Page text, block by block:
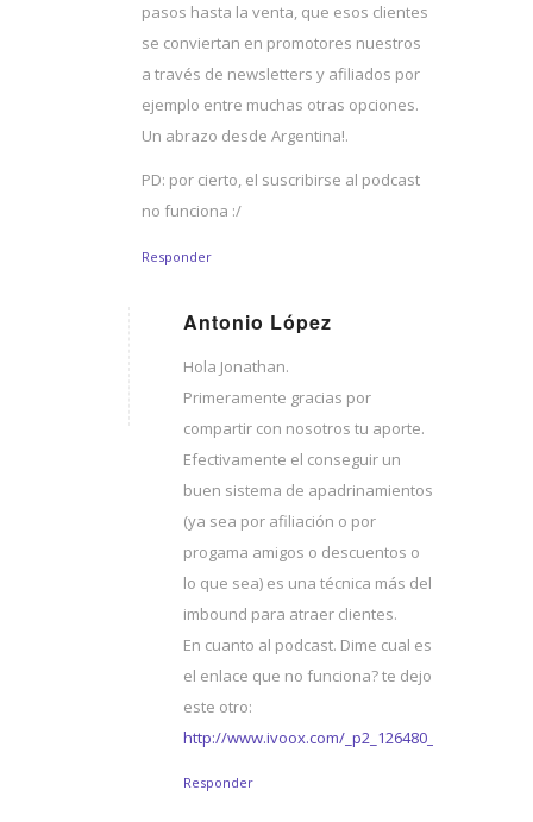
pasos hasta la venta, que esos clientes
se conviertan en promotores nuestros
a través de newsletters y afiliados por
ejemplo entre muchas otras opciones.
Un abrazo desde Argentina!.
PD: por cierto, el suscribirse al podcast
no funciona :/
Responder
Antonio López
Hola Jonathan.
Primeramente gracias por
compartir con nosotros tu aporte.
Efectivamente el conseguir un
buen sistema de apadrinamientos
(ya sea por afiliación o por
progama amigos o descuentos o
lo que sea) es una técnica más del
imbound para atraer clientes.
En cuanto al podcast. Dime cual es
el enlace que no funciona? te dejo
este otro:
http://www.ivoox.com/_p2_126480_1.html
Responder